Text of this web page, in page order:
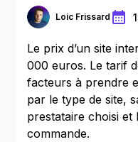
Loic Frissard
Le prix d’un site
000 euros. Le tarif
facteurs à prendre
par le type de site,
prestataire choisi et
commande.